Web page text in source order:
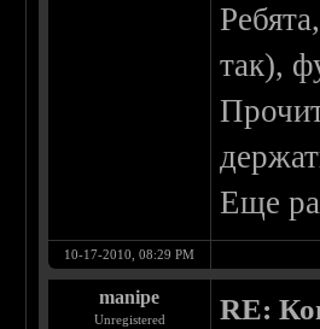
так),
Еще
10-17-2010, 08:29 PM
manipe
Unregistered RE: